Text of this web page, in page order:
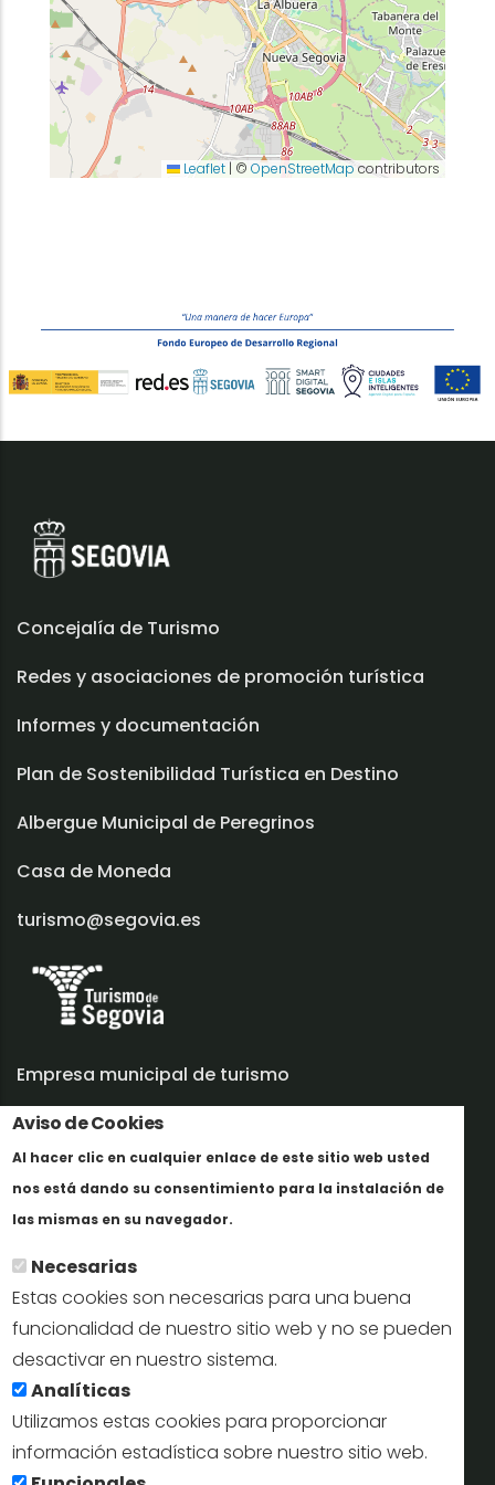
Aviso de Cookies
Al hacer clic en cualquier enlace de este sitio web usted
nos está dando su consentimiento para la instalación de
las mismas en su navegador.
Necesarias
Estas cookies son necesarias para una buena
funcionalidad de nuestro sitio web y no se pueden
desactivar en nuestro sistema.
Analíticas
Utilizamos estas cookies para proporcionar
información estadística sobre nuestro sitio web.
Leaflet | © OpenStreetMap contributors
Concejalía de Turismo
Redes y asociaciones de promoción turística
Informes y documentación
Plan de Sostenibilidad Turística en Destino
Albergue Municipal de Peregrinos
Casa de Moneda
turismo@segovia.es
Empresa municipal de turismo
Trabaja con nosotros
Informes y documentación
Perfil del contratante
Oficinas de Turismo
reservas@turismodesegovia.com
info@turismodesegovia.com
Aviso legal |